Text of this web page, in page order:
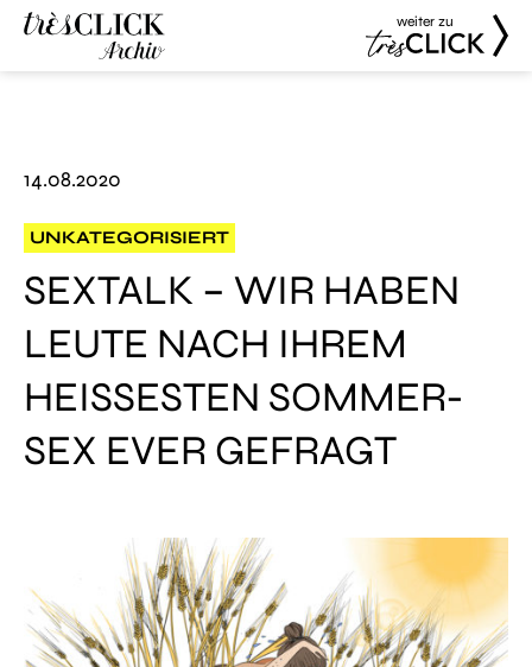
weiter zu
14.08.2020
UNKATEGORISIERT
SEXTALK – WIR HABEN
LEUTE NACH IHREM
HEISSESTEN SOMMER-S
EX EVER GEFRAGT